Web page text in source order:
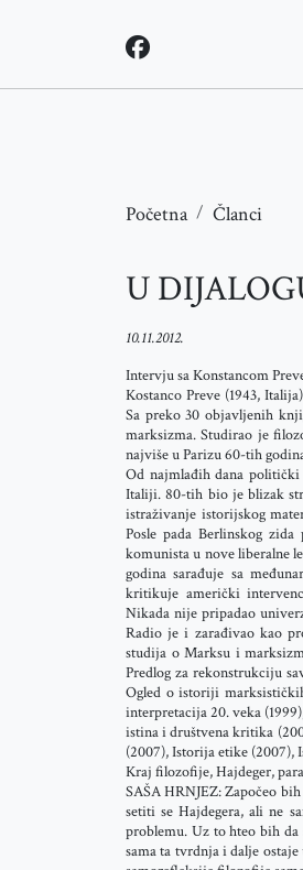
Početna Članci
U
10.11.2012.
Intervju sa Konstancom
Kostanco Preve (1943,
Sa preko 30 objavljenih
marksizma. Studirao je
najviše u Parizu 60-tih
Od najmlađih dana
Italiji. 80-tih bio je blizak
istraživanje istorijskog
Posle pada Berlinskog
komunista u nove liberalne
godina sarađuje sa
kritikuje američki
Nikada nije pripadao
Radio je i zarađivao kao
studija o Marksu i
Predlog za rekonstrukciju
Ogled o istoriji
interpretacija 20. veka
istina i društvena kritika
(2007), Istorija etike
Kraj filozofije, Hajdeger,
SAŠA HRNJEZ: Započeo
setiti se Hajdegera, ali ne
problemu. Uz to hteo bih
sama ta tvrdnja i dalje